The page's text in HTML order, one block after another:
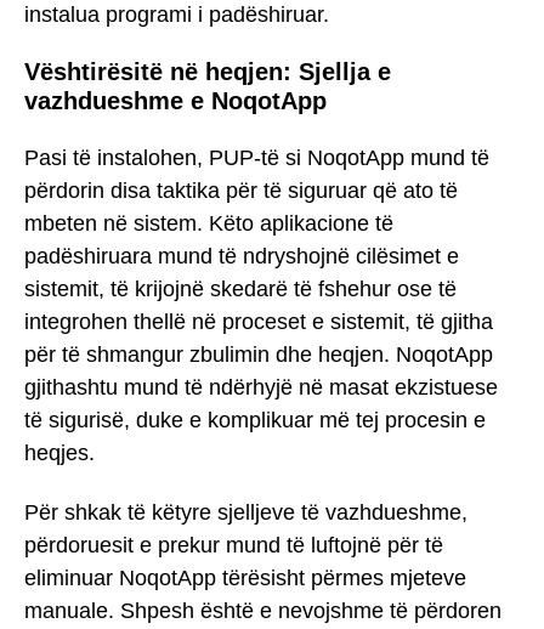
instalua programi i padëshiruar.
Vështirësitë në heqjen: Sjellja e
vazhdueshme e NoqotApp
Pasi të instalohen, PUP-të si NoqotApp mund të
përdorin disa taktika për të siguruar që ato të
mbeten në sistem. Këto aplikacione të
padëshiruara mund të ndryshojnë cilësimet e
sistemit, të krijojnë skedarë të fshehur ose të
integrohen thellë në proceset e sistemit, të gjitha
për të shmangur zbulimin dhe heqjen. NoqotApp
gjithashtu mund të ndërhyjë në masat ekzistuese
të sigurisë, duke e komplikuar më tej procesin e
heqjes.
Për shkak të këtyre sjelljeve të vazhdueshme,
përdoruesit e prekur mund të luftojnë për të
eliminuar NoqotApp tërësisht përmes mjeteve
manuale. Shpesh është e nevojshme të përdoren